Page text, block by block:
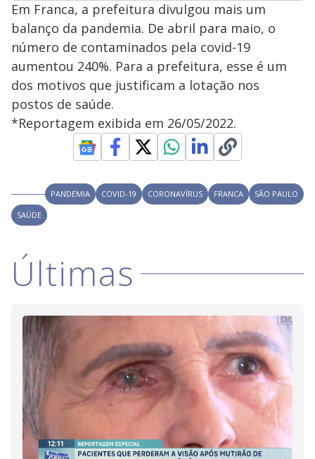
Em Franca, a prefeitura divulgou mais um
balanço da pandemia. De abril para maio, o
número de contaminados pela covid-19
aumentou 240%. Para a prefeitura, esse é um
dos motivos que justificam a lotação nos
postos de saúde.
*Reportagem exibida em 26/05/2022.
PANDEMIA COVID-19 CORONAVÍRUS FRANCA
SÃO PAULO
SAÚDE
Últimas